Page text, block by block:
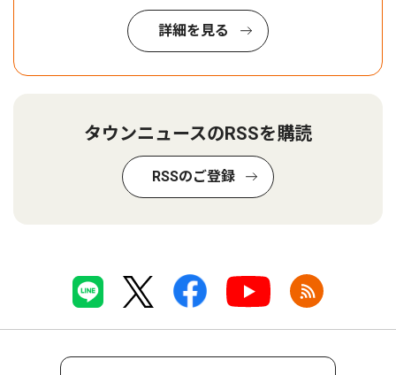
詳細を見る
タウンニュースのRSSを購読
RSSのご登録